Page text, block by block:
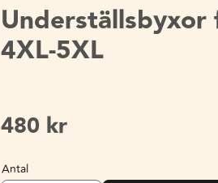
Underställsbyxor
4XL-5XL
480 kr
Antal